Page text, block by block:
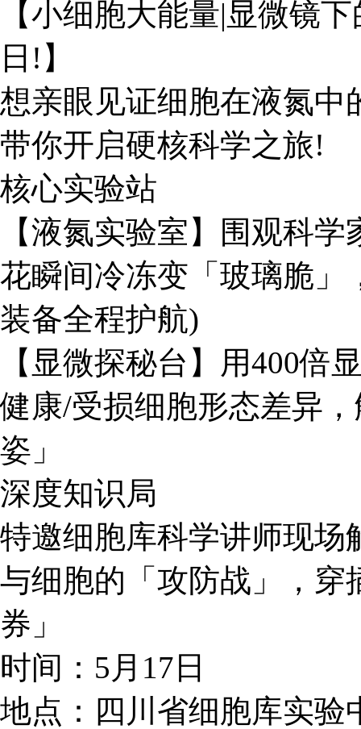
【小细胞大能量|显微镜
日!】
想亲眼见证细胞在液氮中
带你开启硬核科学之旅!
核心实验站
【液氮实验室】围观科
花瞬间冷冻变「玻璃脆
装备全程护航)
【显微探秘台】用400倍
健康/受损细胞形态差异
姿」
深度知识局
特邀细胞库科学讲师现场
与细胞的「攻防战」，穿
券」
时间：5月17日
地点：四川省细胞库实验